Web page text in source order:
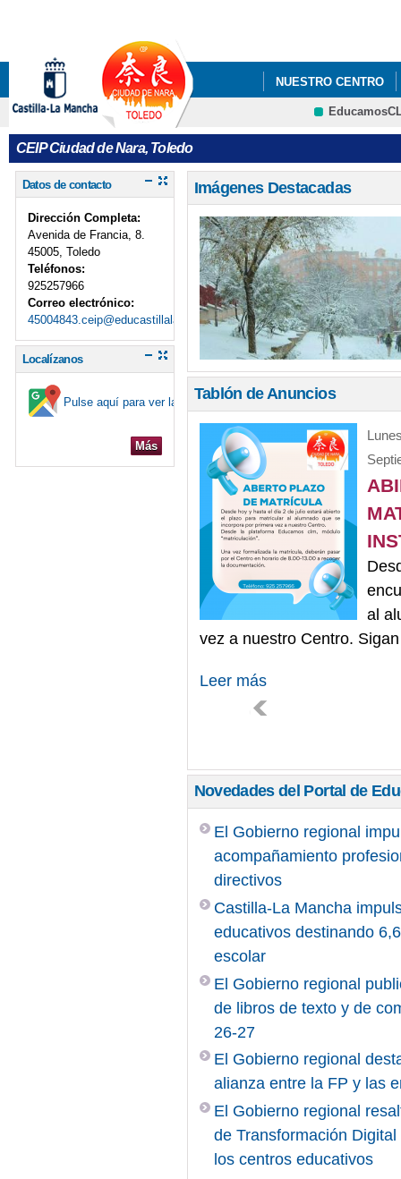
NUESTRO CENTRO
ECOESCUELAS
CEIP Ciudad de Nara, Toledo
Datos de contacto
Dirección Completa:
Avenida de Francia, 8.
45005, Toledo
Teléfonos:
925257966
Correo electrónico:
45004843.ceip@educastillalamancha.es
Localízanos
Pulse aquí para ver la ubicación en el mapa
Más
Imágenes Destacadas
Tablón de Anuncios
al
vez a nuestro Centro.
Leer más
Novedades del Portal de
El Gobierno regional
acompañamiento
directivos
Castilla-La Mancha
educativos destinando
escolar
El Gobierno regional
de libros de texto y de
26-27
El Gobierno regional
alianza entre la FP y las
El Gobierno regional
de Transformación
los centros educativos